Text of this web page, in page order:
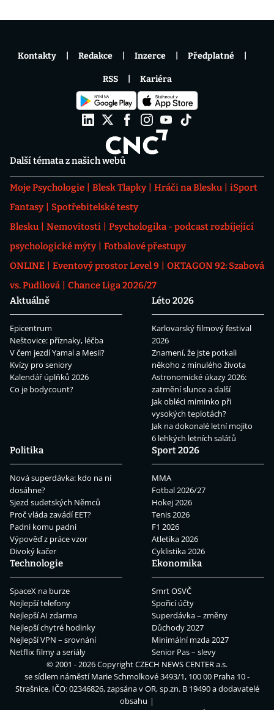
Další témata z našich webů
Moje Psychologie Blesk Tlapky Hráči na Blesku
iSport
Fantasy
Spotřebitelské testy
Blesku
Nemovitosti
Psychologika - podcast rozbíjející
psychologické mýty
Fotbalové přestupy
ONLINE
Eventový prostor Level 9
OKTAGON 92: Szabová
vs. Pudilová
Chance Liga 2026/27
Aktuálně
Epicentrum
Neštovice: příznaky, léčba
V čem jezdí Yamal a Mesii?
Kvízy pro seniory
Kalendář úplňků 2026
Co je bodycount?
Léto 2026
Karlovarský filmový festival
2026
Znamení, že jste potkali
někoho z minulého života
Astronomické úkazy 2026:
zatmění slunce a další
Jak obléci miminko při
vysokých teplotách?
Jak na dokonalé letní mojito
6 lehkých letních salátů
Politika
Nová superdávka: kdo na ní
dosáhne?
Sjezd sudetských Němců
Proč vláda zavádí EET?
Padni komu padni
Výpověď z práce vzor
Divoký kačer
Sport 2026
MMA
Fotbal 2026/27
Hokej 2026
Tenis 2026
F1 2026
Atletika 2026
Cyklistika 2026
Technologie
SpaceX na burze
Nejlepší telefony
Nejlepší AI zdarma
Nejlepší chytré hodinky
Nejlepší VPN – srovnání
Netflix filmy a seriály
Ekonomika
Smrt OSVČ
Spořicí účty
Superdávka – změny
Důchody 2027
Minimální mzda 2027
Senior Pas – slevy
Kontakty Redakce Inzerce Předplatné
RSS Kariéra
© 2001 - 2026 CopyrightCZECH NEWS CENTER a.s.
se sídlem náměstí Marie Schmolkové 3493/1, 100 00 Praha 10 -
Strašnice, IČO: 02346826, zapsána v OR, sp.zn. B 19490 a dodavatelé
obsahu